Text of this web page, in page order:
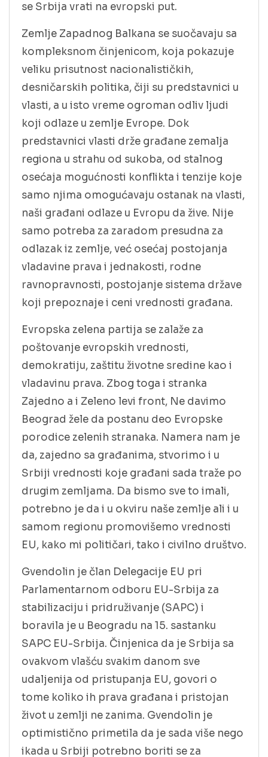
se Srbija vrati na evropski put.
Zemlje Zapadnog Balkana se suočavaju sa
kompleksnom činjenicom, koja pokazuje
veliku prisutnost nacionalističkih,
desničarskih politika, čiji su predstavnici u
vlasti, a u isto vreme ogroman odliv ljudi
koji odlaze u zemlje Evrope. Dok
predstavnici vlasti drže građane zemalja
regiona u strahu od sukoba, od stalnog
osećaja mogućnosti konflikta i tenzije koje
samo njima omogućavaju ostanak na vlasti,
naši građani odlaze u Evropu da žive. Nije
samo potreba za zaradom presudna za
odlazak iz zemlje, već osećaj postojanja
vladavine prava i jednakosti, rodne
ravnopravnosti, postojanje sistema države
koji prepoznaje i ceni vrednosti građana.
Evropska zelena partija se zalaže za
poštovanje evropskih vrednosti,
demokratiju, zaštitu životne sredine kao i
vladavinu prava. Zbog toga i stranka
Zajedno a i Zeleno levi front, Ne davimo
Beograd žele da postanu deo Evropske
porodice zelenih stranaka. Namera nam je
da, zajedno sa građanima, stvorimo i u
Srbiji vrednosti koje građani sada traže po
drugim zemljama. Da bismo sve to imali,
potrebno je da i u okviru naše zemlje ali i u
samom regionu promovišemo vrednosti
EU, kako mi političari, tako i civilno društvo.
Gvendolin je član Delegacije EU pri
Parlamentarnom odboru EU-Srbija za
stabilizaciju i pridruživanje (SAPC) i
boravila je u Beogradu na 15. sastanku
SAPC EU-Srbija. Činjenica da je Srbija sa
ovakvom vlašću svakim danom sve
udaljenija od pristupanja EU, govori o
tome koliko ih prava građana i pristojan
život u zemlji ne zanima. Gvendolin je
optimistično primetila da je sada više nego
ikada u Srbiji potrebno boriti se za